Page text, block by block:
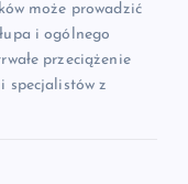
może prowadzić
i ogólnego
przeciążenie
specjalistów z